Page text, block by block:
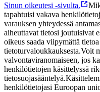
Sinun oikeutesi -sivulta.
tapahtuisi vakava
varauksen yhteydessä
aiheuttavat tietosi joutuisivat
oikeus saada viipymättä
tietoturvaloukkauksesta.Voit
valvontaviranomaiseen, jos
henkilötietojen käsittelyssä
tietosuojasääntelyä.
henkilötietojasi Euroopan